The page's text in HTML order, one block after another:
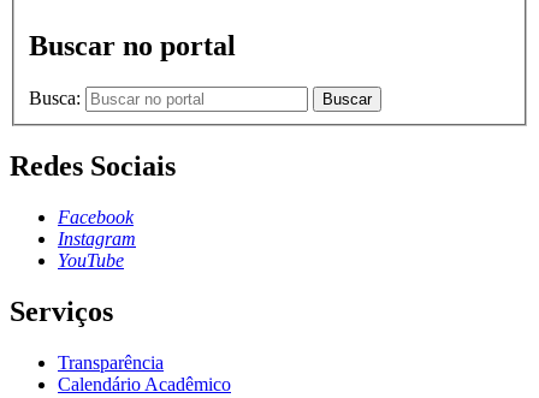
Buscar no portal
Busca: Buscar
Redes Sociais
Facebook
Instagram
YouTube
Serviços
Transparência
Calendário Acadêmico